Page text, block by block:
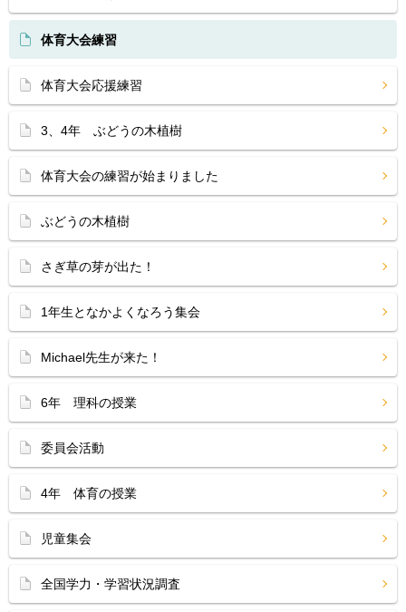
体育大会練習
体育大会応援練習
3、4年 ぶどうの木植樹
体育大会の練習が始まりました
ぶどうの木植樹
さぎ草の芽が出た！
1年生となかよくなろう集会
Michael先生が来た！
6年 理科の授業
委員会活動
4年 体育の授業
児童集会
全国学力・学習状況調査